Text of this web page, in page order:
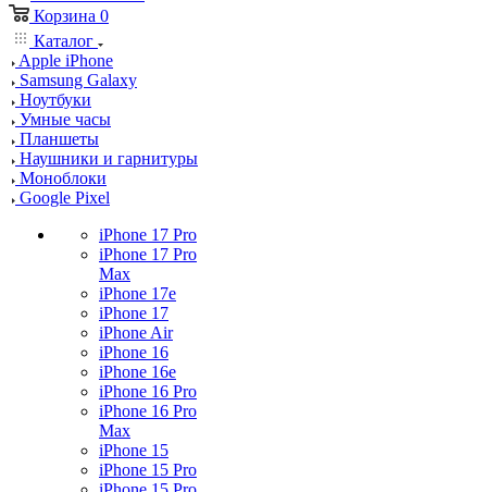
Корзина 0
Каталог
Apple iPhone
Samsung Galaxy
Ноутбуки
Умные часы
Планшеты
Наушники и гарнитуры
Моноблоки
Google Pixel
iPhone 17 Pro
iPhone 17 Pro
Max
iPhone 17e
iPhone 17
iPhone Air
iPhone 16
iPhone 16e
iPhone 16 Pro
iPhone 16 Pro
Max
iPhone 15
iPhone 15 Pro